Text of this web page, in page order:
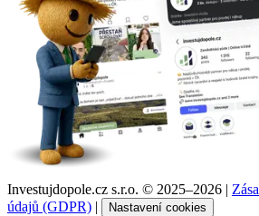
Investujdopole.cz s.r.o. © 2025–2026 |
údajů (GDPR) | Nastavení cookies